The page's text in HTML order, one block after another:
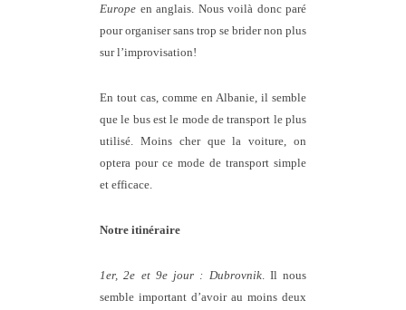
Europe en anglais. Nous voilà donc paré
pour organiser sans trop se brider non plus
sur l’improvisation!
En tout cas, comme en Albanie, il semble
que le bus est le mode de transport le plus
utilisé. Moins cher que la voiture, on
optera pour ce mode de transport simple
et efficace.
Notre itinéraire
1er, 2e et 9e jour : Dubrovnik. Il nous
semble important d’avoir au moins deux